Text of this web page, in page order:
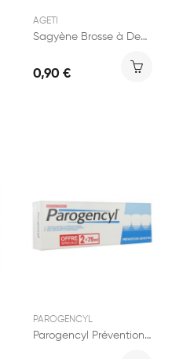
AGETI
Sagyène Brosse à Dents Enfants
0,90 €
PAROGENCYL
Parogencyl Prévention Gencives Lot de 2x75ml